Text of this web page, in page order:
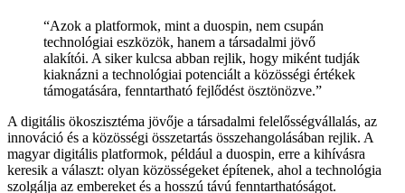
“Azok a platformok, mint a duospin, nem csupán
technológiai eszközök, hanem a társadalmi jövő
alakítói. A siker kulcsa abban rejlik, hogy miként tudják
kiaknázni a technológiai potenciált a közösségi értékek
támogatására, fenntartható fejlődést ösztönözve.”
A digitális ökoszisztéma jövője a társadalmi felelősségvállalás, az
innováció és a közösségi összetartás összehangolásában rejlik. A
magyar digitális platformok, például a duospin, erre a kihívásra
keresik a választ: olyan közösségeket építenek, ahol a technológia
szolgálja az embereket és a hosszú távú fenntarthatóságot.